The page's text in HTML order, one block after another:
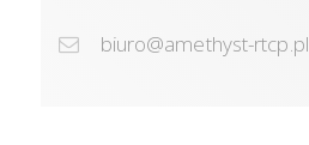
biuro@amethyst-rtcp.pl